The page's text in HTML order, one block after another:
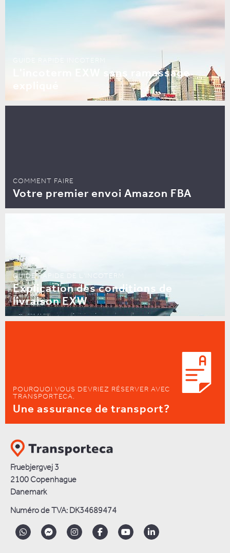
GUIDE RAPIDE INCOTERM
L'incoterm EXW sans ramassage
expliqué
COMMENT FAIRE
Votre premier envoi Amazon FBA
GUIDE RAPIDE DE L'INCOTERM
Explication des conditions de
livraison EXW
POURQUOI VOUS DEVRIEZ RÉSERVER AVEC
TRANSPORTECA.
Une assurance de transport?
Fruebjergvej 3
2100 Copenhague
Danemark
Numéro de TVA: DK34689474